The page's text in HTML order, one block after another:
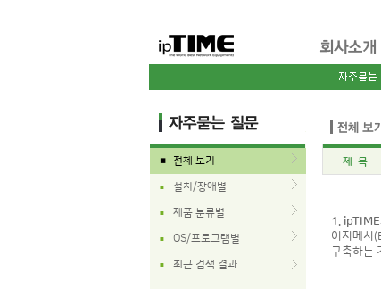
■ 전체 보기
■ 설치/장애별
■ 제품 분류별
■ OS/프로그램별
■ 최근 검색 결과
제 목
1.
이지메시
구축하는